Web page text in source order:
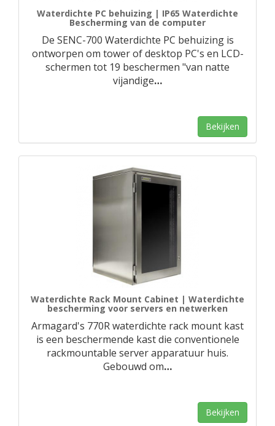
Waterdichte PC behuizing | IP65 Waterdichte
Bescherming van de computer
De SENC-700 Waterdichte PC behuizing is
ontworpen om tower of desktop PC's en LCD-
schermen tot 19 beschermen "van natte
vijandige…
Bekijken
Waterdichte Rack Mount Cabinet | Waterdichte
bescherming voor servers en netwerken
Armagard's 770R waterdichte rack mount kast
is een beschermende kast die conventionele
rackmountable server apparatuur huis.
Gebouwd om…
Bekijken